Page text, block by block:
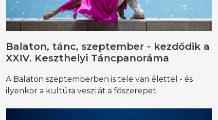
Balaton, tánc, szeptember - kezdődik a
XXIV. Keszthelyi Táncpanoráma
A Balaton szeptemberben is tele van élettel - és
ilyenkor a kultúra veszi át a főszerepet.